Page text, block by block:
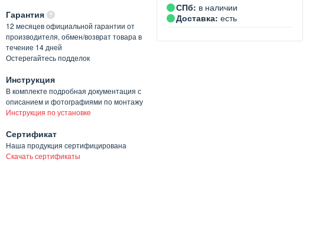
Гарантия
12 месяцев официальной гарантии от
производителя, обмен/возврат товара в
течение 14 дней
Остерегайтесь подделок
Инструкция
В комплекте подробная документация с
описанием и фотографиями по монтажу
Инструкция по установке
Сертификат
Наша продукция сертифицирована
Скачать сертификаты
СПб: в наличии
Доставка: есть